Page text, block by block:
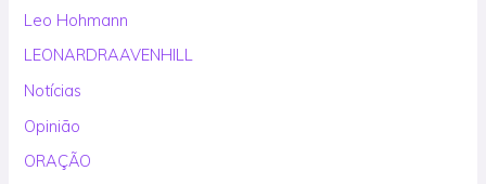
Leo Hohmann
LEONARDRAAVENHILL
Notícias
Opinião
ORAÇÃO